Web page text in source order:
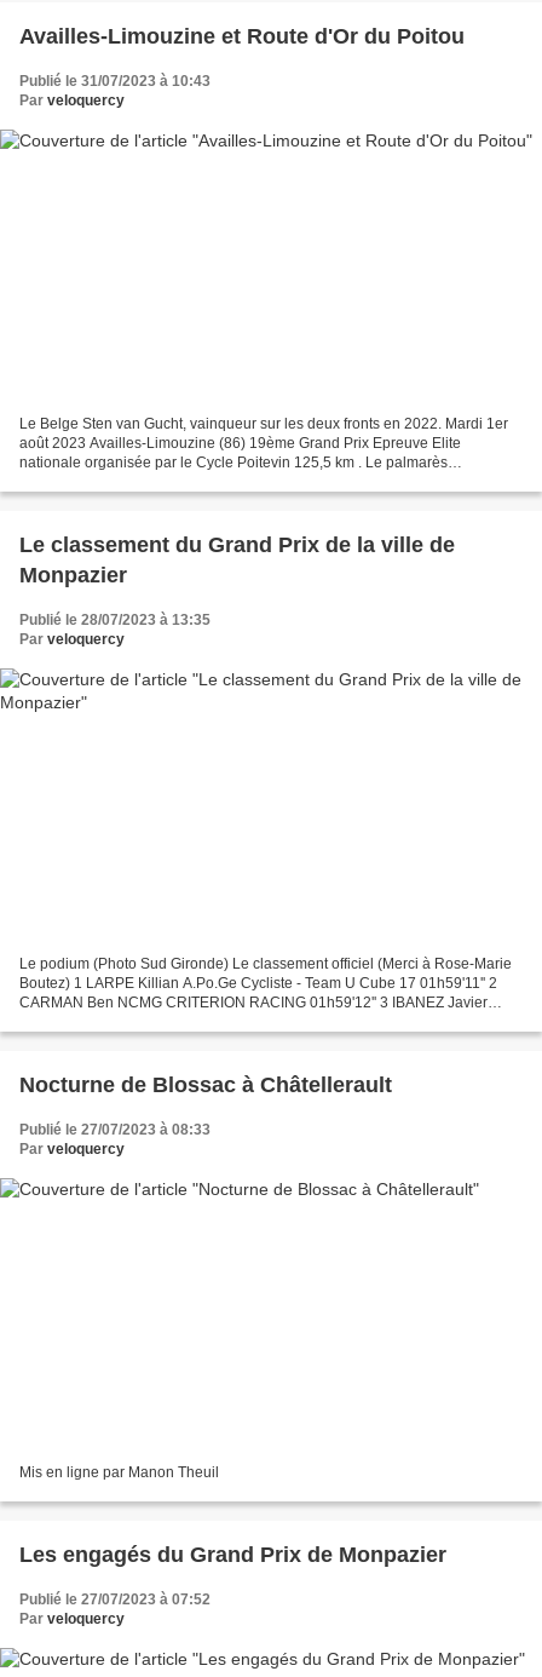
Availles-Limouzine et Route d'Or du Poitou
Publié le 31/07/2023 à 10:43
Par veloquercy
Le Belge Sten van Gucht, vainqueur sur les deux fronts en 2022. Mardi 1er
août 2023 Availles-Limouzine (86) 19ème Grand Prix Epreuve Elite
nationale organisée par le Cycle Poitevin 125,5 km . Le palmarès
Le classement du Grand Prix de la ville de
Monpazier
Publié le 28/07/2023 à 13:35
Par veloquercy
Le podium (Photo Sud Gironde) Le classement officiel (Merci à Rose-Marie
Boutez) 1 LARPE Killian A.Po.Ge Cycliste - Team U Cube 17 01h59'11'' 2
CARMAN Ben NCMG CRITERION RACING 01h59'12'' 3 IBANEZ Javier
Nocturne de Blossac à Châtellerault
Publié le 27/07/2023 à 08:33
Par veloquercy
Mis en ligne par Manon Theuil
Les engagés du Grand Prix de Monpazier
Publié le 27/07/2023 à 07:52
Par veloquercy